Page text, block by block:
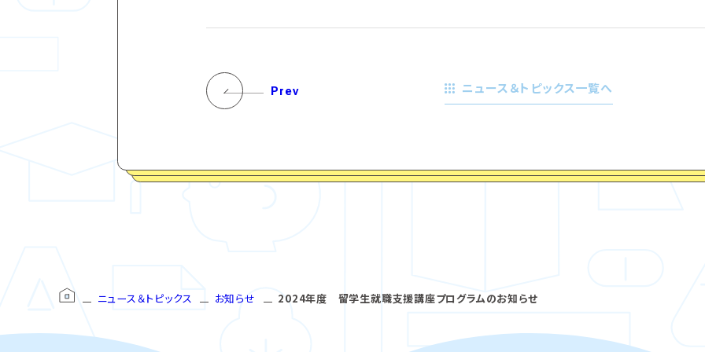
Prev ニュース＆トピックス一覧へ
ニュース＆トピックス お知らせ 2024年度 留学生就職支援講座プログラムのお知らせ